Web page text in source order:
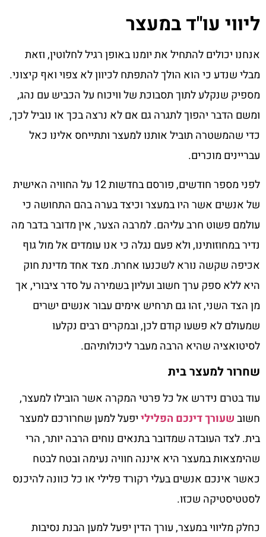
ליווי עו"ד במעצר
אנחנו יכולים להתחיל את יומנו באופן רגיל לחלוטין, וזאת
מבלי שנדע כי הוא הולך להתפתח לכיוון לא צפוי ואף קיצוני.
מספיק שנקלע לתוך תסבוכת של וויכוח על הכביש עם נהג,
ומשם הדבר יהפוך לתגרה גם אם לא נרצה בכך או נוביל לכך,
כדי שהמשטרה תוביל אותנו למעצר ותתייחס אלינו כאל
עבריינים מוכרים.
לפני מספר חודשים, פורסם בחדשות 12 על החוויה האישית
של אנשים אשר היו במעצר וכיצד בערה בהם התחושה כי
עולמם פשוט חרב עליהם. למרבה הצער, אין מדובר בדבר מה
נדיר במחוזותינו, ולא פעם נגלה כי אנו עומדים אל מול גוף
אכיפה שקשה נורא לשכנעו אחרת. מצד אחד מדינת חוק
היא ללא ספק ערך חשוב ועליון בשמירה על סדר ציבורי, אך
מן הצד השני, זהו גם תרחיש אימים עבור אנשים ישרים
שמעולם לא פשעו קודם לכן, ובמקרים רבים נקלעו
לסיטואציה שהיא הרבה מעבר ליכולותיהם.
שחרור למעצר בית
עוד בטרם נידרש אל כל פרטי המקרה אשר הובילו למעצר,
חשובשעורך דינכם הפלילייפעל למען שחרורכם למעצר
בית. לצד העובדה שמדובר בתנאים נוחים הרבה יותר, הרי
שהימצאות במעצר היא איננה חוויה נעימה ובטח לבטח
כאשר אינכם אנשים בעלי רקורד פלילי או כל כוונה להיכנס
לסטטיסטיקה שכזו.
כחלק מליווי במעצר, עורך הדין יפעל למען הבנת נסיבות